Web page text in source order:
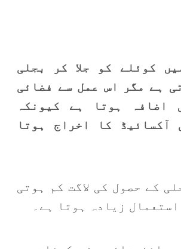
کوئلے کو جلا کر بجلی
ہے مگر اس عمل سے فضائی
اضافہ ہوتا ہے کیونکہ
آکسائیڈ کا اخراج ہوتا
کے حصول کی لاگت کم ہوتی
زیادہ ہوتا ہے۔